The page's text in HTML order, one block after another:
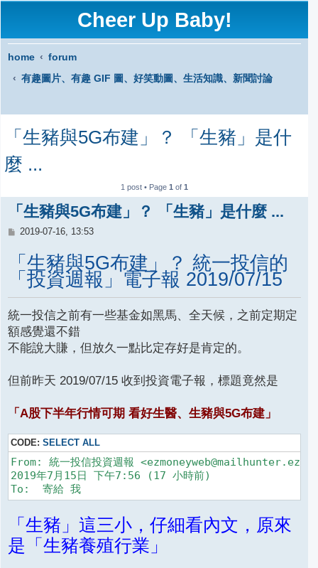
Cheer Up Baby!
home
forum
有趣圖片、有趣 GIF 圖、好笑動圖、生活知識、新聞討論
S
c
「生豬與5G布建」？ 「生豬」是什
麼 ...
1 post • Page1 of1
「生豬與5G布建」？ 「生豬」是什麼 ...
P
s
t
2019-07-16, 13:53
「生豬與5G布建」？ 統一投信的
「投資週報」電子報 2019/07/15
統一投信之前有一些基金如黑馬、全天候，之前定期定
額感覺還不錯
不能說大賺，但放久一點比定存好是肯定的。
但前昨天 2019/07/15 收到投資電子報，標題竟然是
「A股下半年行情可期 看好生醫、生豬與5G布建」
CODE:SELECT ALL
From: 統一投信投資週報
2019年7月15日 下午7:56 (17 小時前)
「生豬」這三小，仔細看內文，原來
是「生豬養殖行業」